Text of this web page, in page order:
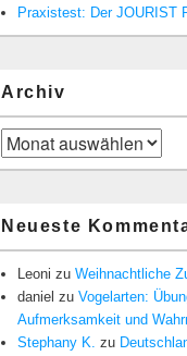
Praxistest: Der JOURIST
Archiv
Archiv
Neueste
Leoni zu Weihnachtliche
daniel zu Vogelarten:
Aufmerksamkeit und
Stephany K. zu